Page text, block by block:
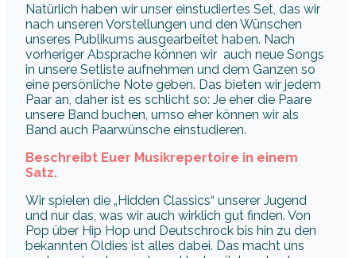
Natürlich haben wir unser einstudiertes Set, das wir
nach unseren Vorstellungen und den Wünschen
unseres Publikums ausgearbeitet haben. Nach
vorheriger Absprache können wir auch neue Songs
in unsere Setliste aufnehmen und dem Ganzen so
eine persönliche Note geben. Das bieten wir jedem
Paar an, daher ist es schlicht so: Je eher die Paare
unsere Band buchen, umso eher können wir als
Band auch Paarwünsche einstudieren.
Beschreibt Euer Musikrepertoire in einem
Satz.
Wir spielen die „Hidden Classics“ unserer Jugend
und nur das, was wir auch wirklich gut finden. Von
Pop über Hip Hop und Deutschrock bis hin zu den
bekannten Oldies ist alles dabei. Das macht uns